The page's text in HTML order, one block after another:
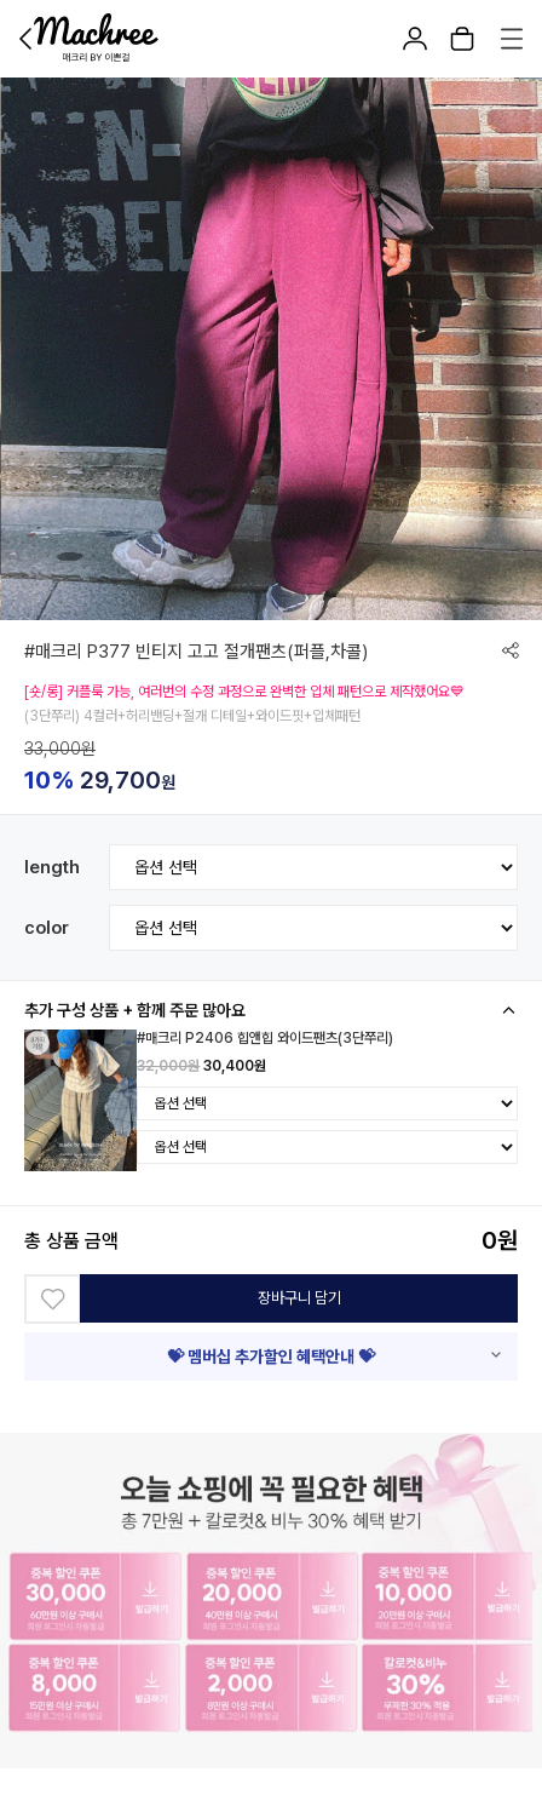
#매크리 P377 빈티지 고고 절개팬츠(퍼플,차콜)
[숏/롱] 커플룩 가능, 여러번의 수정 과정으로 완벽한 입체 패턴으로 제작했어요💙
(3단쭈리) 4컬러+허리밴딩+절개 디테일+와이드핏+입체패턴
33,000원
10% 29,700원
length
color
추가 구성 상품 + 함께 주문 많아요
#매크리 P2406 힙앤힙 와이드팬츠(3단쭈리)
32,000원 30,400원
총 상품 금액 0원
장바구니 담기
💝 멤버십 추가할인 혜택안내 💝